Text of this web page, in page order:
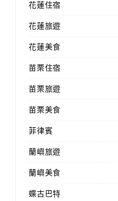
花蓮住宿
花蓮旅遊
花蓮美食
苗栗住宿
苗栗旅遊
苗栗美食
菲律賓
蘭嶼旅遊
蘭嶼美食
蝶古巴特